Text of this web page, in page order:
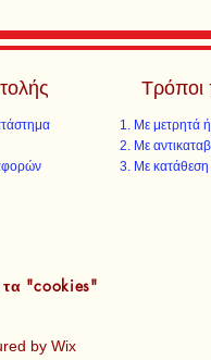
Με μετρητά
Με
Με κατάθεση
"cookies"
by Wix